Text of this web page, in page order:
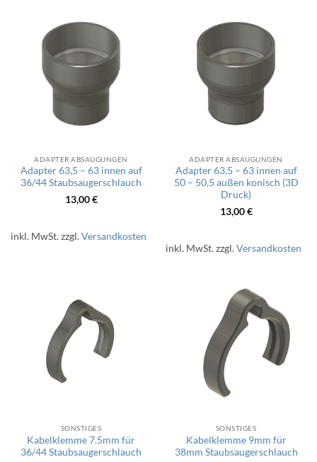
ADAPTER ABSAUGUNGEN
Adapter 63,5 – 63 innen auf
36/44 Staubsaugerschlauch
13,00€
inkl. MwSt.zzgl.Versandkosten
ADAPTER ABSAUGUNGEN
Adapter 63,5 – 63 innen auf
50 – 50,5 außen konisch (3D
Druck)
13,00€
inkl. MwSt.zzgl.Versandkosten
SONSTIGES
Kabelklemme 7.5mm für
36/44 Staubsaugerschlauch
SONSTIGES
Kabelklemme 9mm für
38mm Staubsaugerschlauch